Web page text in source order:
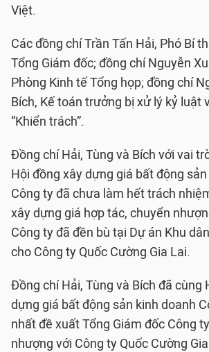
Việt.
Các đồng chí Trần Tấn Hải, Phó Bí
Tổng Giám đốc; đồng chí Nguyễn
Phòng Kinh tế Tổng họp; đồng chí
Bích, Kế toán trưởng bị xử lý kỷ luật
“Khiển trách”.
Đồng chí Hải, Tùng và Bích với vai
Hội đồng xây dựng giá bất động
Công ty đã chưa làm hết trách
xây dựng giá hợp tác, chuyển
Công ty đã đền bù tại Dự án Khu
cho Công ty Quốc Cường Gia Lai.
Đồng chí Hải, Tùng và Bích đã cùng
dựng giá bất động sản kinh doanh
nhất đề xuất Tổng Giám đốc Công
nhượng với Công ty Quốc Cường